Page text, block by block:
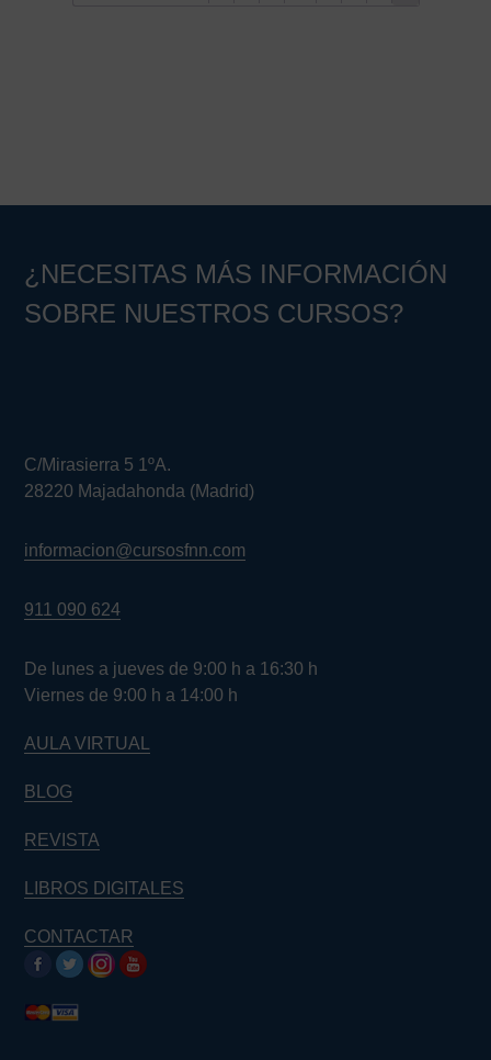
¿NECESITAS MÁS INFORMACIÓN
SOBRE NUESTROS CURSOS?
C/Mirasierra 5 1ºA.
28220 Majadahonda (Madrid)
informacion@cursosfnn.com
911 090 624
De lunes a jueves de 9:00 h a 16:30 h
Viernes de 9:00 h a 14:00 h
AULA VIRTUAL
BLOG
REVISTA
LIBROS DIGITALES
CONTACTAR